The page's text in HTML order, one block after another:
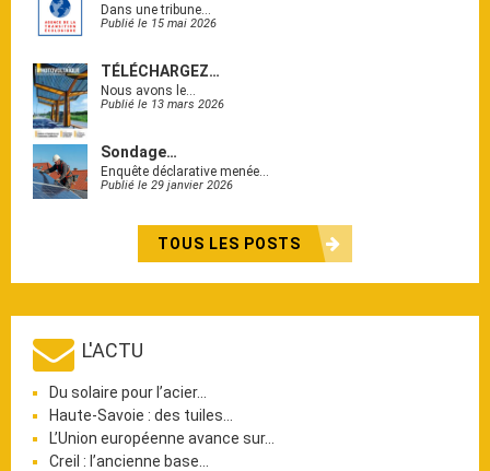
Dans une tribune…
Publié le 15 mai 2026
TÉLÉCHARGEZ…
Nous avons le…
Publié le 13 mars 2026
Sondage…
Enquête déclarative menée…
Publié le 29 janvier 2026
TOUS LES POSTS
L'ACTU
Du solaire pour l’acier…
Haute-Savoie : des tuiles…
L’Union européenne avance sur…
Creil : l’ancienne base…